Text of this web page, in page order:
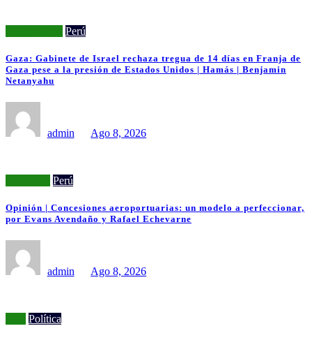
Perú
Gaza: Gabinete de Israel rechaza tregua de 14 días en Franja de
Gaza pese a la presión de Estados Unidos | Hamás | Benjamin
Netanyahu
admin Ago 8, 2026
Perú
Opinión | Concesiones aeroportuarias: un modelo a perfeccionar,
por Evans Avendaño y Rafael Echevarne
admin Ago 8, 2026
Política